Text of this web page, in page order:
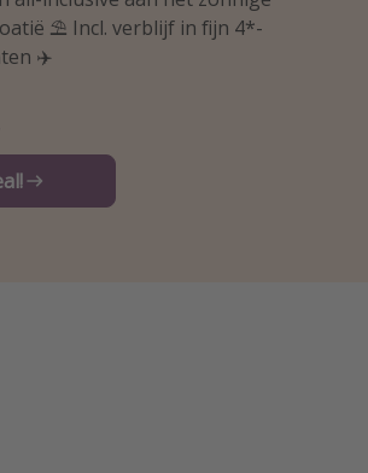
⛱️ Incl. verblijf in fijn 4*-
✈️